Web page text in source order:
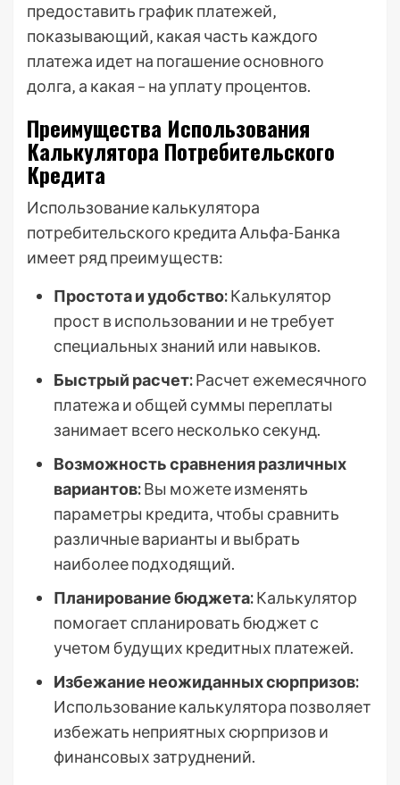
предоставить график платежей‚
показывающий‚ какая часть каждого
платежа идет на погашение основного
долга‚ а какая – на уплату процентов.
Преимущества Использования
Калькулятора Потребительского
Кредита
Использование калькулятора
потребительского кредита Альфа-Банка
имеет ряд преимуществ:
Простота и удобство:Калькулятор
прост в использовании и не требует
специальных знаний или навыков.
Быстрый расчет:Расчет ежемесячного
платежа и общей суммы переплаты
занимает всего несколько секунд.
Возможность сравнения различных
вариантов:Вы можете изменять
параметры кредита‚ чтобы сравнить
различные варианты и выбрать
наиболее подходящий.
Планирование бюджета:Калькулятор
помогает спланировать бюджет с
учетом будущих кредитных платежей.
Избежание неожиданных сюрпризов:
Использование калькулятора позволяет
избежать неприятных сюрпризов и
финансовых затруднений.